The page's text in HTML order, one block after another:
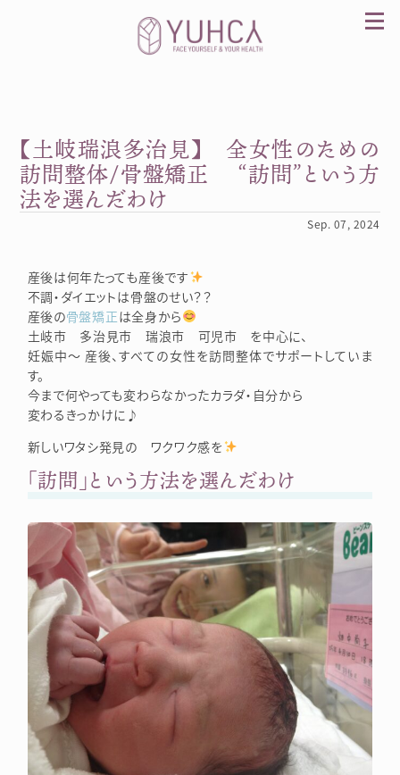
カラダを整え、習慣を変えて、心を前向きに。産
前産後訪問整体 YUHCA（ユウカ）
【土岐瑞浪多治見】 全女性のための
訪問整体/骨盤矯正 “訪問”という方
法を選んだわけ
Sep. 07, 2024
産後は何年たっても産後です
不調・ダイエットは骨盤のせい？？
産後の骨盤矯正は全身から
土岐市 多治見市 瑞浪市 可児市 を中心に、
妊娠中～ 産後、すべての女性を訪問整体でサポートしていま
す。
今まで何やっても変わらなかったカラダ・自分から
変わるきっかけに♪
新しいワタシ発見の ワクワク感を
「訪問」という方法を選んだわけ